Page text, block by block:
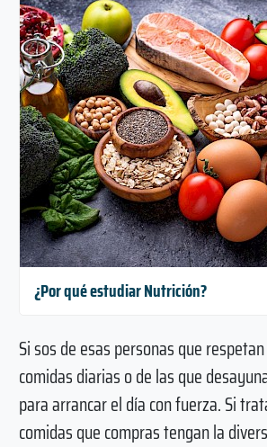
¿Por qué estudiar Nutrición?
Si sos de esas personas que
comidas diarias o de las que
para arrancar el día con fuerza. Si
comidas que compras tengan la